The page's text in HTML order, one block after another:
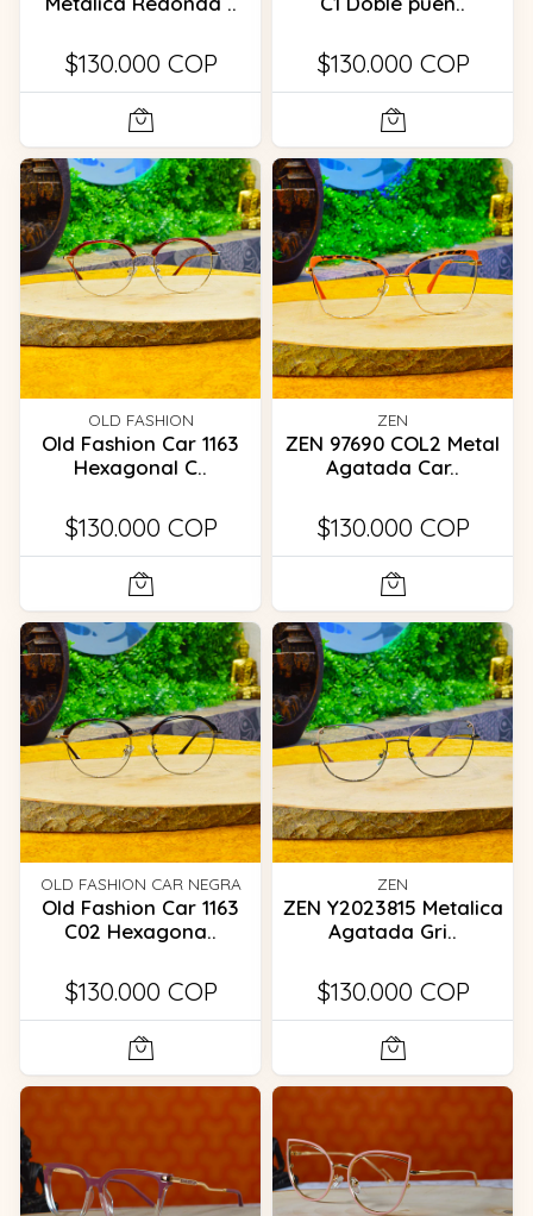
$130.000 COP $130.000 COP
OLD FASHION
Old Fashion Car 1163
Hexagonal C..
$130.000 COP
ZEN
ZEN 97690 COL2 Metal
Agatada Car..
$130.000 COP
OLD FASHION CAR NEGRA
Old Fashion Car 1163
C02 Hexagona..
$130.000 COP
ZEN
ZEN Y2023815 Metalica
Agatada Gri..
$130.000 COP